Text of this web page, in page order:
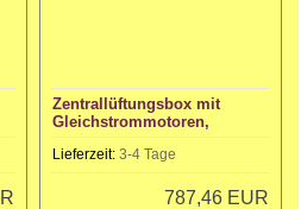
Zentrallüftungsbox mit
Gleichstrommotoren,
Lieferzeit:3-4 Tage
787,46 EUR